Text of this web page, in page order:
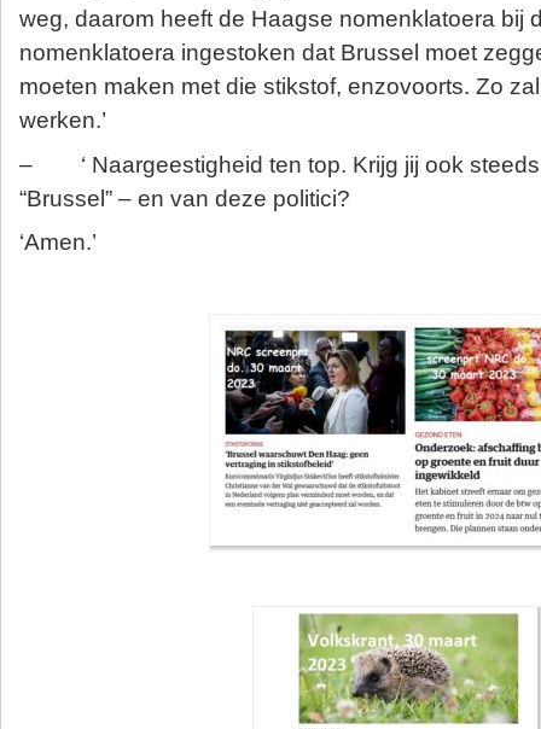
weg, daarom heeft de Haagse nomenklatoera bij
nomenklatoera ingestoken dat Brussel moet
moeten maken met die stikstof, enzovoorts. Zo
werken.’
– ‘ Naargeestigheid ten top. Krijg jij ook steeds
“Brussel” – en van deze politici?
‘Amen.’